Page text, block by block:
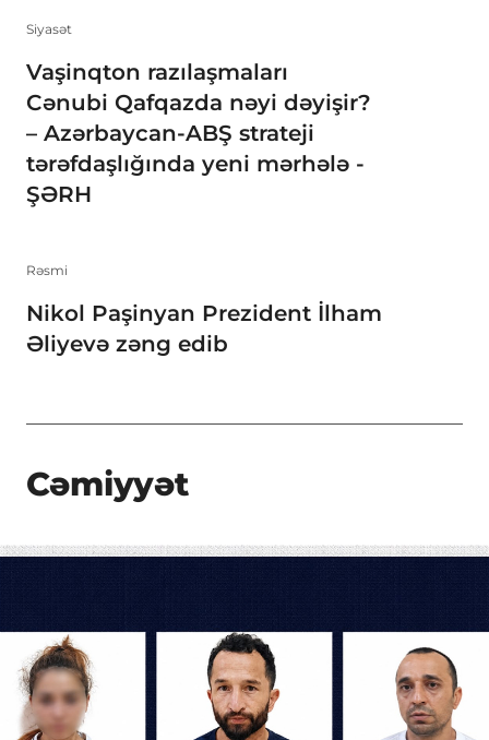
Siyasət
Vaşinqton razılaşmaları
Cənubi Qafqazda nəyi dəyişir?
– Azərbaycan-ABŞ strateji
tərəfdaşlığında yeni mərhələ -
ŞƏRH
Rəsmi
Nikol Paşinyan Prezident İlham
Əliyevə zəng edib
Cəmiyyət